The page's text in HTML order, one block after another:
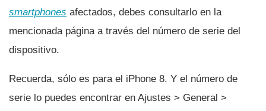
smartphones afectados, debes consultarlo en la
mencionada página a través del número de serie del
dispositivo.
Recuerda, sólo es para el iPhone 8. Y el número de
serie lo puedes encontrar en Ajustes > General >